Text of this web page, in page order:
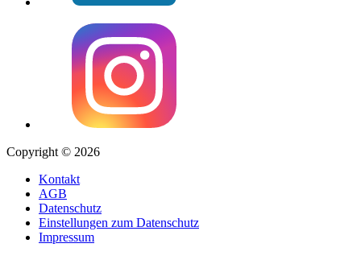
Copyright © 2026
Kontakt
AGB
Datenschutz
Einstellungen zum Datenschutz
Impressum